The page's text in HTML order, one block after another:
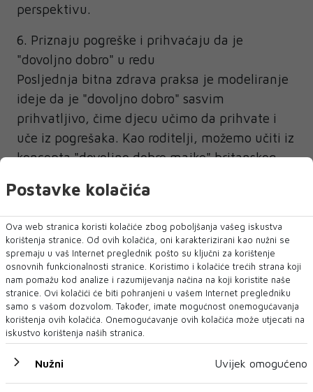
perspektivu.
6. Priznaju pogreške i prihvaćaju da je
"dovoljno dobro" u redu
Posljednja bitna zdrava praksa je modeliranje
ideje da je "dovoljno dobro" sasvim
prihvatljivo, čime djecu učimo da prihvate i
uče iz pogrešaka. Kao roditelji, možemo učiti iz
koncepta "dovoljno dobre majke" britanskog
su majke koje su si dopuštale pogreške i radile
na popravljanju odnosa zapravo bile bolje od
"savršenih" majki.
Što više možemo modelirati prihvaćanje
pogrešaka, to ćemo više odgajati suosjećajnu
djecu koja se ne boje isprobavati nove stvari ili
se ispričati kada pogriješe. Zaključak je da više
zabave i manje stresa dovodi do boljeg
zdravlja. Stoga, kombinirajte ove navike,
odvojite vrijeme za opuštanje i budite u redu
Postavke kolačića
Ova web stranica koristi kolačiće zbog poboljšanja vašeg iskustva
korištenja stranice. Od ovih kolačića, oni karakterizirani kao nužni se
spremaju u vaš Internet preglednik pošto su ključni za korištenje
osnovnih funkcionalnosti stranice. Koristimo i kolačiće trećih strana koji
nam pomažu kod analize i razumijevanja načina na koji koristite naše
stranice. Ovi kolačići će biti pohranjeni u vašem Internet pregledniku
samo s vašom dozvolom. Također, imate mogućnost onemogućavanja
korištenja ovih kolačića. Onemogućavanje ovih kolačića može utjecati na
iskustvo korištenja naših stranica.
Nužni Uvijek omogućeno